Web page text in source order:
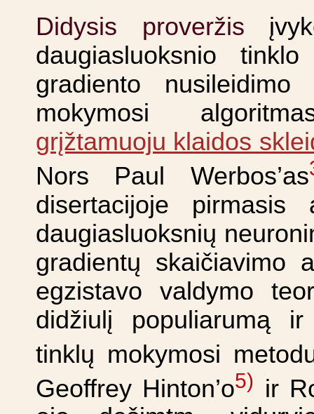
Didysis proveržis
daugiasluoksnio
gradiento
mokymosi
grįžtamuoju klaidos
Nors Paul Werbos’as
disertacijoje
daugiasluoksnių
gradientų skaičiavimo
egzistavo valdymo
didžiulį populiarumą
tinklų mokymosi
Geoffrey Hinton’o5) ir